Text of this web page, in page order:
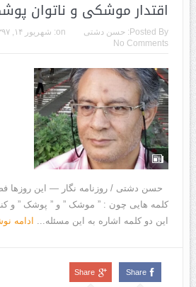
اقتدار موشکی و ناتوان
Posted By: حسن دشتی on: شهریور ۱۴, ۱۳۹۷
No Comments
حسن دشتی / روزنامه نگار — این روزها
کلمه هایی چون : ” موشک ” و ” پوشک ” و
این دو کلمه اشاره به این مسئله...
ادامه
Share
Share